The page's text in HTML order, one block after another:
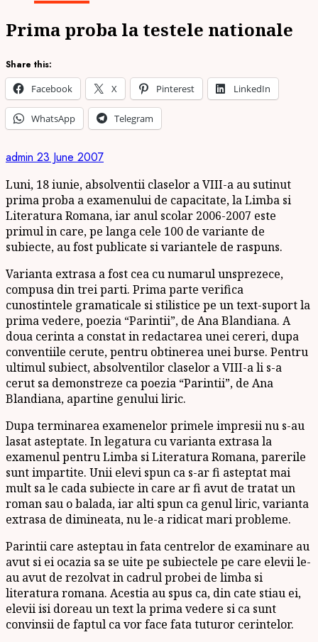
Prima proba la testele nationale
Share this:
Facebook
X Pinterest LinkedIn
WhatsApp Telegram
admin 23 June 2007
Luni, 18 iunie, absolventii claselor a VIII-a au sutinut
prima proba a examenului de capacitate, la Limba si
Literatura Romana, iar anul scolar 2006-2007 este
primul in care, pe langa cele 100 de variante de
subiecte, au fost publicate si variantele de raspuns.
Varianta extrasa a fost cea cu numarul unsprezece,
compusa din trei parti. Prima parte verifica
cunostintele gramaticale si stilistice pe un text-suport la
prima vedere, poezia “Parintii”, de Ana Blandiana. A
doua cerinta a constat in redactarea unei cereri, dupa
conventiile cerute, pentru obtinerea unei burse. Pentru
ultimul subiect, absolventilor claselor a VIII-a li s-a
cerut sa demonstreze ca poezia “Parintii”, de Ana
Blandiana, apartine genului liric.
Dupa terminarea examenelor primele impresii nu s-au
lasat asteptate. In legatura cu varianta extrasa la
examenul pentru Limba si Literatura Romana, parerile
sunt impartite. Unii elevi spun ca s-ar fi asteptat mai
mult sa le cada subiecte in care ar fi avut de tratat un
roman sau o balada, iar alti spun ca genul liric, varianta
extrasa de dimineata, nu le-a ridicat mari probleme.
Parintii care asteptau in fata centrelor de examinare au
avut si ei ocazia sa se uite pe subiectele pe care elevii le-
au avut de rezolvat in cadrul probei de limba si
literatura romana. Acestia au spus ca, din cate stiau ei,
elevii isi doreau un text la prima vedere si ca sunt
convinsii de faptul ca vor face fata tuturor cerintelor.